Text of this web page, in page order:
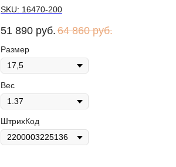
SKU: 16470-200
51 890 руб. 64 860 руб.
Размер
Вес
ШтрихКод